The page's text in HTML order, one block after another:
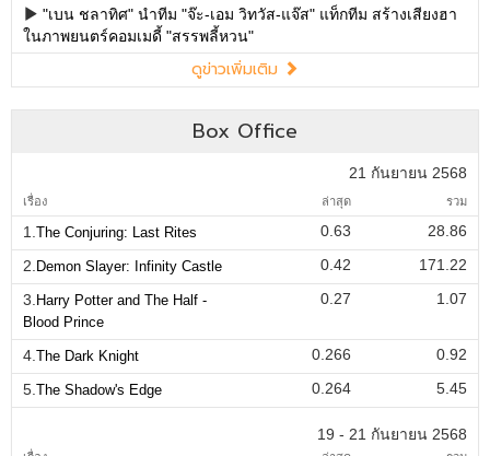
"เบน ชลาทิศ" นำทีม "จ๊ะ-เอม วิทวัส-แจ๊ส" แท็กทีม สร้างเสียงฮา
ในภาพยนตร์คอมเมดี้ "สรรพลี้หวน"
ดูข่าวเพิ่มเติม
Box Office
21 กันยายน 2568
เรื่อง ล่าสุด รวม
1. The Conjuring: Last Rites 0.63
28.86
2. Demon Slayer: Infinity Castle 0.42
171.22
3. Harry Potter and The Half -
Blood Prince
0.27 1.07
4. The Dark Knight 0.266
0.92
5. The Shadow's Edge 0.264 5.45
19 - 21 กันยายน 2568